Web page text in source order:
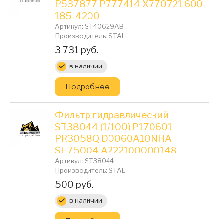
P537877 P777414 X770721 600-
185-4200
Артикул: ST40629AB
Производитель: STAL
Цена:
3 731 руб.
в наличии
Подробнее
Фильтр гидравлический
ST38044 (1/100) P170601
PR3058Q D0060A10NHA
SH75004 A222100000148
Артикул: ST38044
Производитель: STAL
Цена:
500 руб.
в наличии